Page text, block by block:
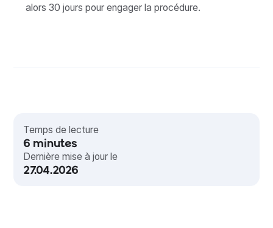
Temps de lecture
6 minutes
Dernière mise à jour le
27.04.2026
alors 30 jours pour engager la procédure.